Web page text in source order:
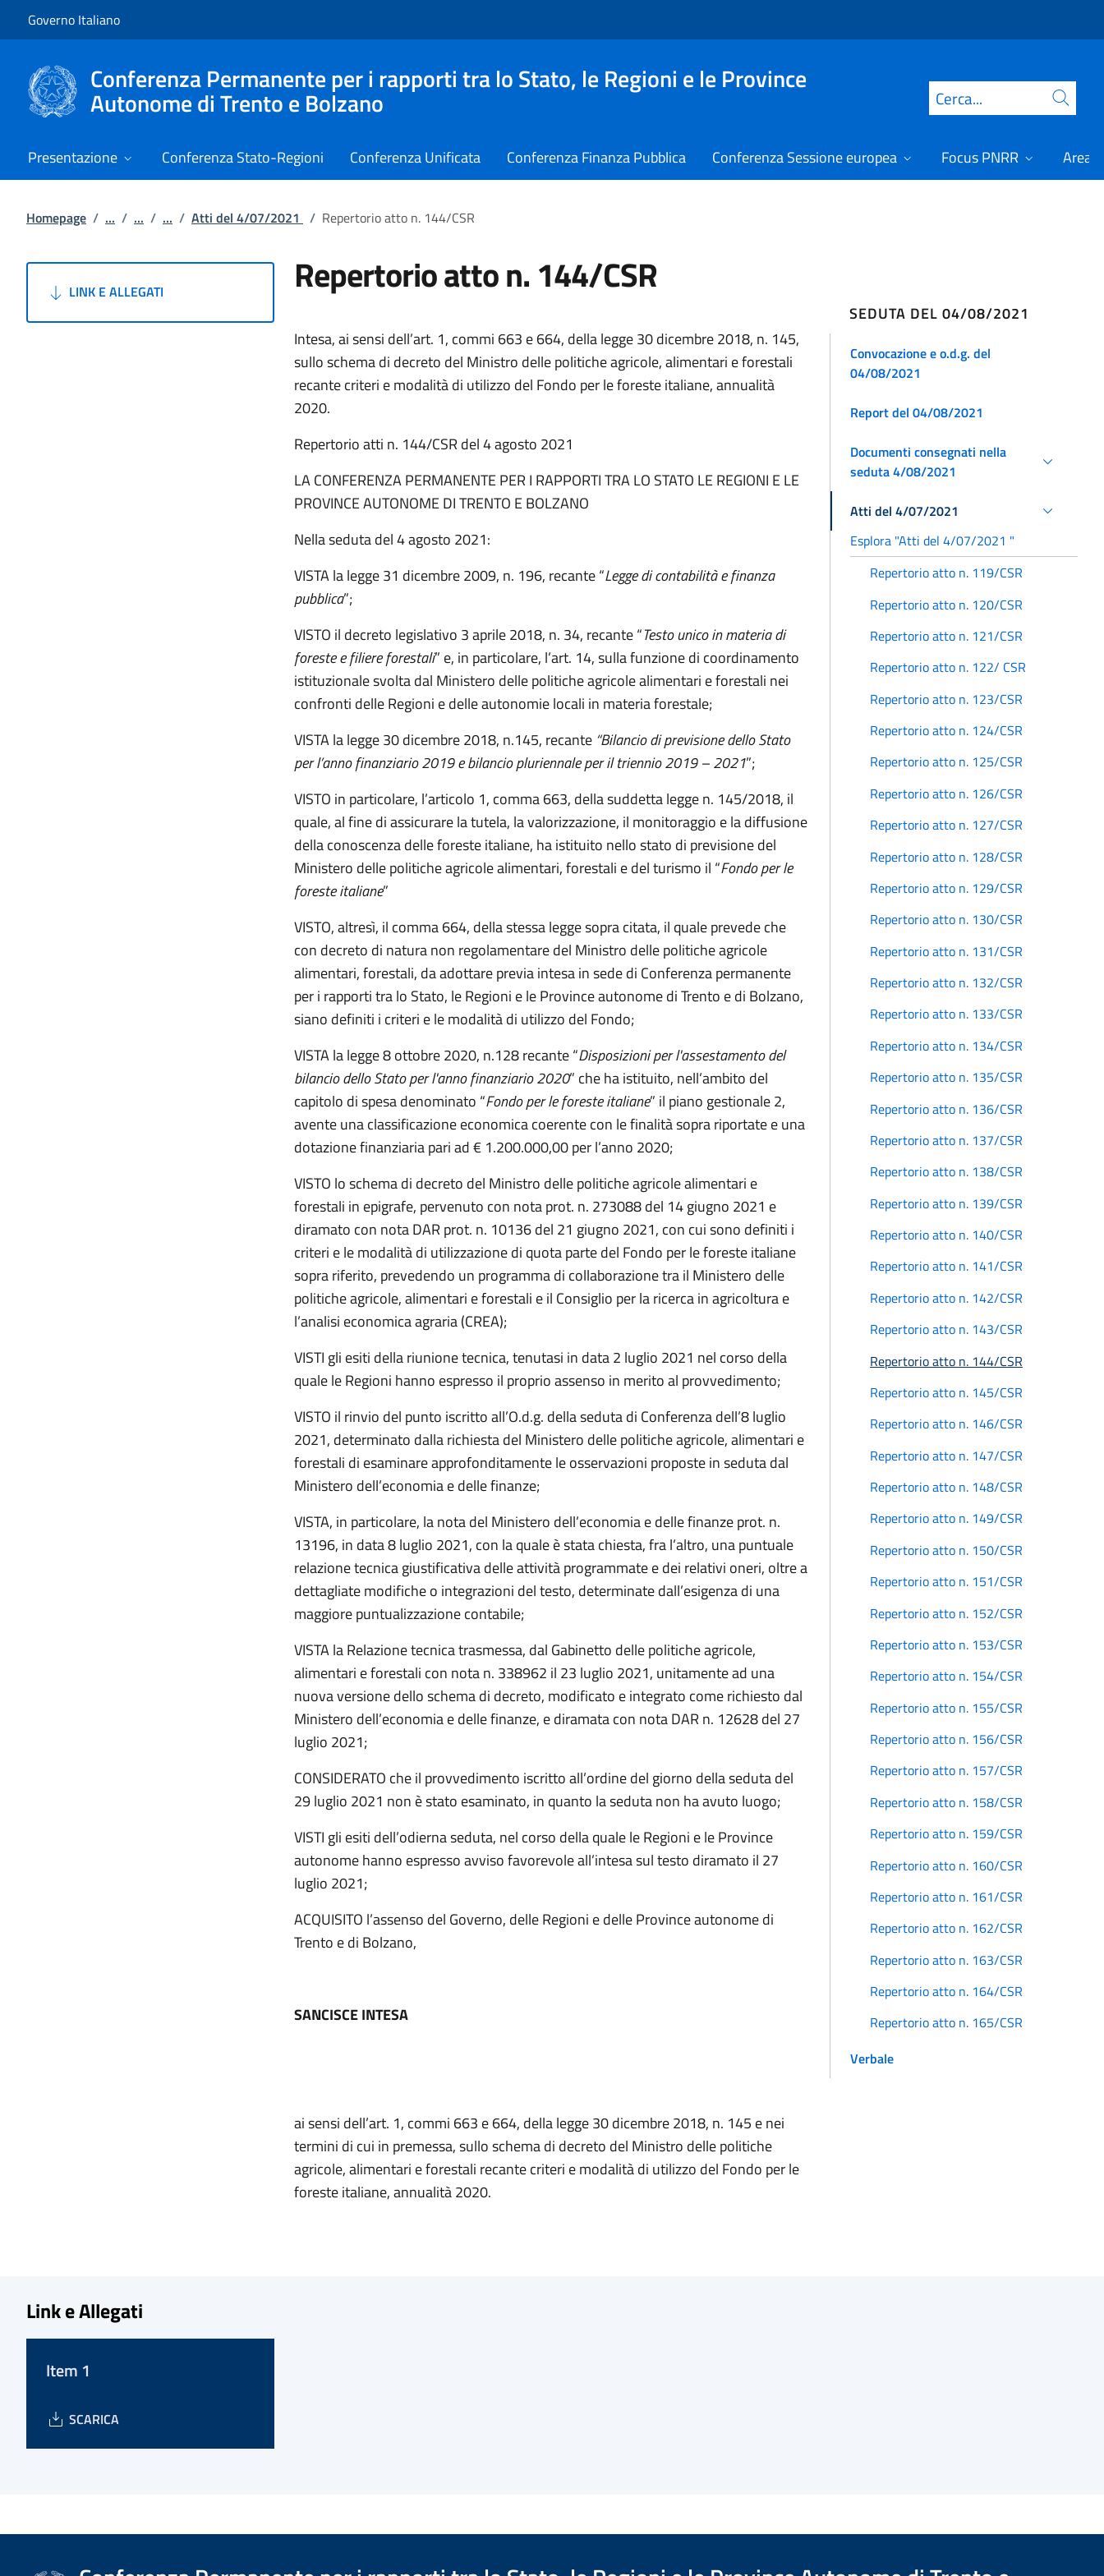
Governo Italiano
Conferenza Permanente per i rapporti tra lo Stato, le Regioni e le Province
Autonome di Trento e Bolzano Cerca
Presentazione Conferenza Stato-Regioni Conferenza Unificata Conferenza Finanza Pubblica Conferenza Sessione europea Focus PNRR Area
Homepage / ... / ... / ... / Atti del 4/07/2021 / Repertorio atto n. 144/CSR
LINK E ALLEGATI Repertorio atto n. 144/CSR
Intesa, ai sensi dell’art. 1, commi 663 e 664, della legge 30 dicembre 2018, n. 145,
sullo schema di decreto del Ministro delle politiche agricole, alimentari e forestali
recante criteri e modalità di utilizzo del Fondo per le foreste italiane, annualità
2020.
Repertorio atti n. 144/CSR del 4 agosto 2021
LA CONFERENZA PERMANENTE PER I RAPPORTI TRA LO STATO LE REGIONI E LE
PROVINCE AUTONOME DI TRENTO E BOLZANO
Nella seduta del 4 agosto 2021:
VISTA la legge 31 dicembre 2009, n. 196, recante “Legge di contabilità e finanza
pubblica”;
VISTO il decreto legislativo 3 aprile 2018, n. 34, recante “Testo unico in materia di
foreste e filiere forestali” e, in particolare, l’art. 14, sulla funzione di coordinamento
istituzionale svolta dal Ministero delle politiche agricole alimentari e forestali nei
confronti delle Regioni e delle autonomie locali in materia forestale;
VISTA la legge 30 dicembre 2018, n.145, recante “Bilancio di previsione dello Stato
per l’anno finanziario 2019 e bilancio pluriennale per il triennio 2019 – 2021”;
VISTO in particolare, l’articolo 1, comma 663, della suddetta legge n. 145/2018, il
quale, al fine di assicurare la tutela, la valorizzazione, il monitoraggio e la diffusione
della conoscenza delle foreste italiane, ha istituito nello stato di previsione del
Ministero delle politiche agricole alimentari, forestali e del turismo il “Fondo per le
foreste italiane”
VISTO, altresì, il comma 664, della stessa legge sopra citata, il quale prevede che
con decreto di natura non regolamentare del Ministro delle politiche agricole
alimentari, forestali, da adottare previa intesa in sede di Conferenza permanente
per i rapporti tra lo Stato, le Regioni e le Province autonome di Trento e di Bolzano,
siano definiti i criteri e le modalità di utilizzo del Fondo;
VISTA la legge 8 ottobre 2020, n.128 recante “Disposizioni per l'assestamento del
bilancio dello Stato per l'anno finanziario 2020” che ha istituito, nell’ambito del
capitolo di spesa denominato “Fondo per le foreste italiane” il piano gestionale 2,
avente una classificazione economica coerente con le finalità sopra riportate e una
dotazione finanziaria pari ad € 1.200.000,00 per l’anno 2020;
VISTO lo schema di decreto del Ministro delle politiche agricole alimentari e
forestali in epigrafe, pervenuto con nota prot. n. 273088 del 14 giugno 2021 e
diramato con nota DAR prot. n. 10136 del 21 giugno 2021, con cui sono definiti i
criteri e le modalità di utilizzazione di quota parte del Fondo per le foreste italiane
sopra riferito, prevedendo un programma di collaborazione tra il Ministero delle
politiche agricole, alimentari e forestali e il Consiglio per la ricerca in agricoltura e
l’analisi economica agraria (CREA);
VISTI gli esiti della riunione tecnica, tenutasi in data 2 luglio 2021 nel corso della
quale le Regioni hanno espresso il proprio assenso in merito al provvedimento;
VISTO il rinvio del punto iscritto all’O.d.g. della seduta di Conferenza dell’8 luglio
2021, determinato dalla richiesta del Ministero delle politiche agricole, alimentari e
forestali di esaminare approfonditamente le osservazioni proposte in seduta dal
Ministero dell’economia e delle finanze;
VISTA, in particolare, la nota del Ministero dell’economia e delle finanze prot. n.
13196, in data 8 luglio 2021, con la quale è stata chiesta, fra l’altro, una puntuale
relazione tecnica giustificativa delle attività programmate e dei relativi oneri, oltre a
dettagliate modifiche o integrazioni del testo, determinate dall’esigenza di una
maggiore puntualizzazione contabile;
VISTA la Relazione tecnica trasmessa, dal Gabinetto delle politiche agricole,
alimentari e forestali con nota n. 338962 il 23 luglio 2021, unitamente ad una
nuova versione dello schema di decreto, modificato e integrato come richiesto dal
Ministero dell’economia e delle finanze, e diramata con nota DAR n. 12628 del 27
luglio 2021;
CONSIDERATO che il provvedimento iscritto all’ordine del giorno della seduta del
29 luglio 2021 non è stato esaminato, in quanto la seduta non ha avuto luogo;
VISTI gli esiti dell’odierna seduta, nel corso della quale le Regioni e le Province
autonome hanno espresso avviso favorevole all’intesa sul testo diramato il 27
luglio 2021;
ACQUISITO l’assenso del Governo, delle Regioni e delle Province autonome di
Trento e di Bolzano,
SANCISCE INTESA
ai sensi dell’art. 1, commi 663 e 664, della legge 30 dicembre 2018, n. 145 e nei
termini di cui in premessa, sullo schema di decreto del Ministro delle politiche
agricole, alimentari e forestali recante criteri e modalità di utilizzo del Fondo per le
foreste italiane, annualità 2020.
SEDUTA DEL 04/08/2021
Convocazione e o.d.g. del
04/08/2021
Report del 04/08/2021
Documenti consegnati nella
seduta 4/08/2021
Atti del 4/07/2021
Esplora "Atti del 4/07/2021 "
Repertorio atto n. 119/CSR
Repertorio atto n. 120/CSR
Repertorio atto n. 121/CSR
Repertorio atto n. 122/ CSR
Repertorio atto n. 123/CSR
Repertorio atto n. 124/CSR
Repertorio atto n. 125/CSR
Repertorio atto n. 126/CSR
Repertorio atto n. 127/CSR
Repertorio atto n. 128/CSR
Repertorio atto n. 129/CSR
Repertorio atto n. 130/CSR
Repertorio atto n. 131/CSR
Repertorio atto n. 132/CSR
Repertorio atto n. 133/CSR
Repertorio atto n. 134/CSR
Repertorio atto n. 135/CSR
Repertorio atto n. 136/CSR
Repertorio atto n. 137/CSR
Repertorio atto n. 138/CSR
Repertorio atto n. 139/CSR
Repertorio atto n. 140/CSR
Repertorio atto n. 141/CSR
Repertorio atto n. 142/CSR
Repertorio atto n. 143/CSR
Repertorio atto n. 144/CSR
Repertorio atto n. 145/CSR
Repertorio atto n. 146/CSR
Repertorio atto n. 147/CSR
Repertorio atto n. 148/CSR
Repertorio atto n. 149/CSR
Repertorio atto n. 150/CSR
Repertorio atto n. 151/CSR
Repertorio atto n. 152/CSR
Repertorio atto n. 153/CSR
Repertorio atto n. 154/CSR
Repertorio atto n. 155/CSR
Repertorio atto n. 156/CSR
Repertorio atto n. 157/CSR
Repertorio atto n. 158/CSR
Repertorio atto n. 159/CSR
Repertorio atto n. 160/CSR
Repertorio atto n. 161/CSR
Repertorio atto n. 162/CSR
Repertorio atto n. 163/CSR
Repertorio atto n. 164/CSR
Repertorio atto n. 165/CSR
Verbale
Link e Allegati
Item 1
SCARICA